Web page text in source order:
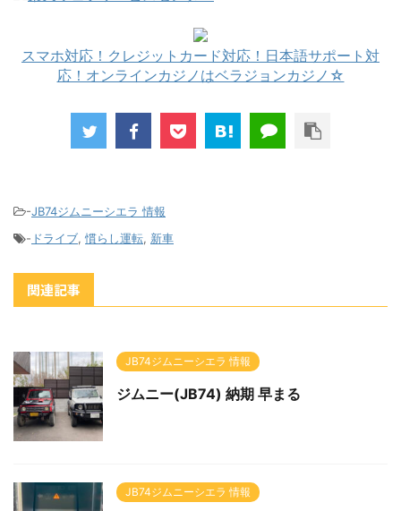
スマホ対応！クレジットカード対応！日本語サポート対
応！オンラインカジノはベラジョンカジノ☆
-JB74ジムニーシエラ 情報
- ドライブ, 慣らし運転, 新車
関連記事
JB74ジムニーシエラ 情報
ジムニー(JB74) 納期 早まる
JB74ジムニーシエラ 情報